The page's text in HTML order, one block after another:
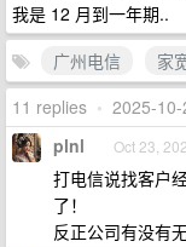
我是 12 月到一年期..
广州电信
家
11 replies • 2025-
plnl Oct 23,
打电信说找客户
了！
反正公司有没有